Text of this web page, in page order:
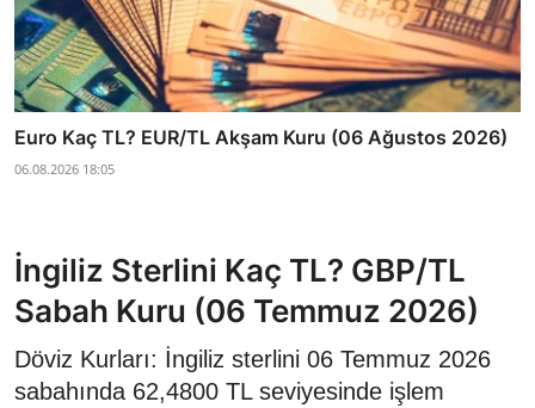
Euro Kaç TL? EUR/TL Akşam Kuru (06 Ağustos 2026)
06.08.2026 18:05
İngiliz Sterlini Kaç TL? GBP/TL
Sabah Kuru (06 Temmuz 2026)
Döviz Kurları: İngiliz sterlini 06 Temmuz 2026
sabahında 62,4800 TL seviyesinde işlem